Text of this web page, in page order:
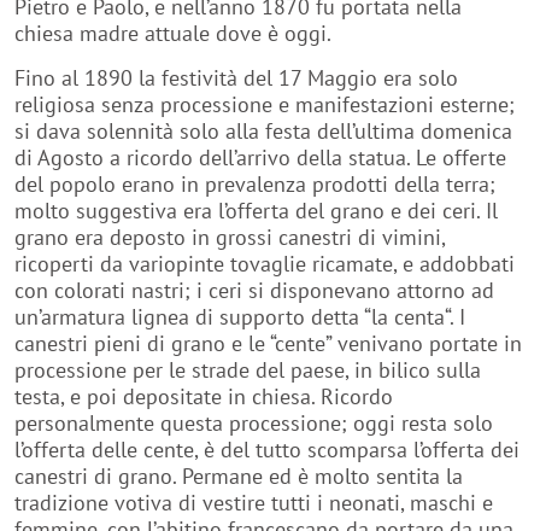
Fino al 1890 la festività del 17 Maggio era solo
religiosa senza processione e manifestazioni esterne;
si dava solennità solo alla festa dell’ultima domenica
di Agosto a ricordo dell’arrivo della statua. Le offerte
del popolo erano in prevalenza prodotti della terra;
molto suggestiva era l’offerta del grano e dei ceri. Il
grano era deposto in grossi canestri di vimini,
ricoperti da variopinte tovaglie ricamate, e addobbati
con colorati nastri; i ceri si disponevano attorno ad
un’armatura lignea di supporto detta “la centa“. I
canestri pieni di grano e le “cente” venivano portate in
processione per le strade del paese, in bilico sulla
testa, e poi depositate in chiesa. Ricordo
personalmente questa processione; oggi resta solo
l’offerta delle cente, è del tutto scomparsa l’offerta dei
canestri di grano. Permane ed è molto sentita la
tradizione votiva di vestire tutti i neonati, maschi e
femmine, con l’abitino francescano da portare da una
festività all’altra.